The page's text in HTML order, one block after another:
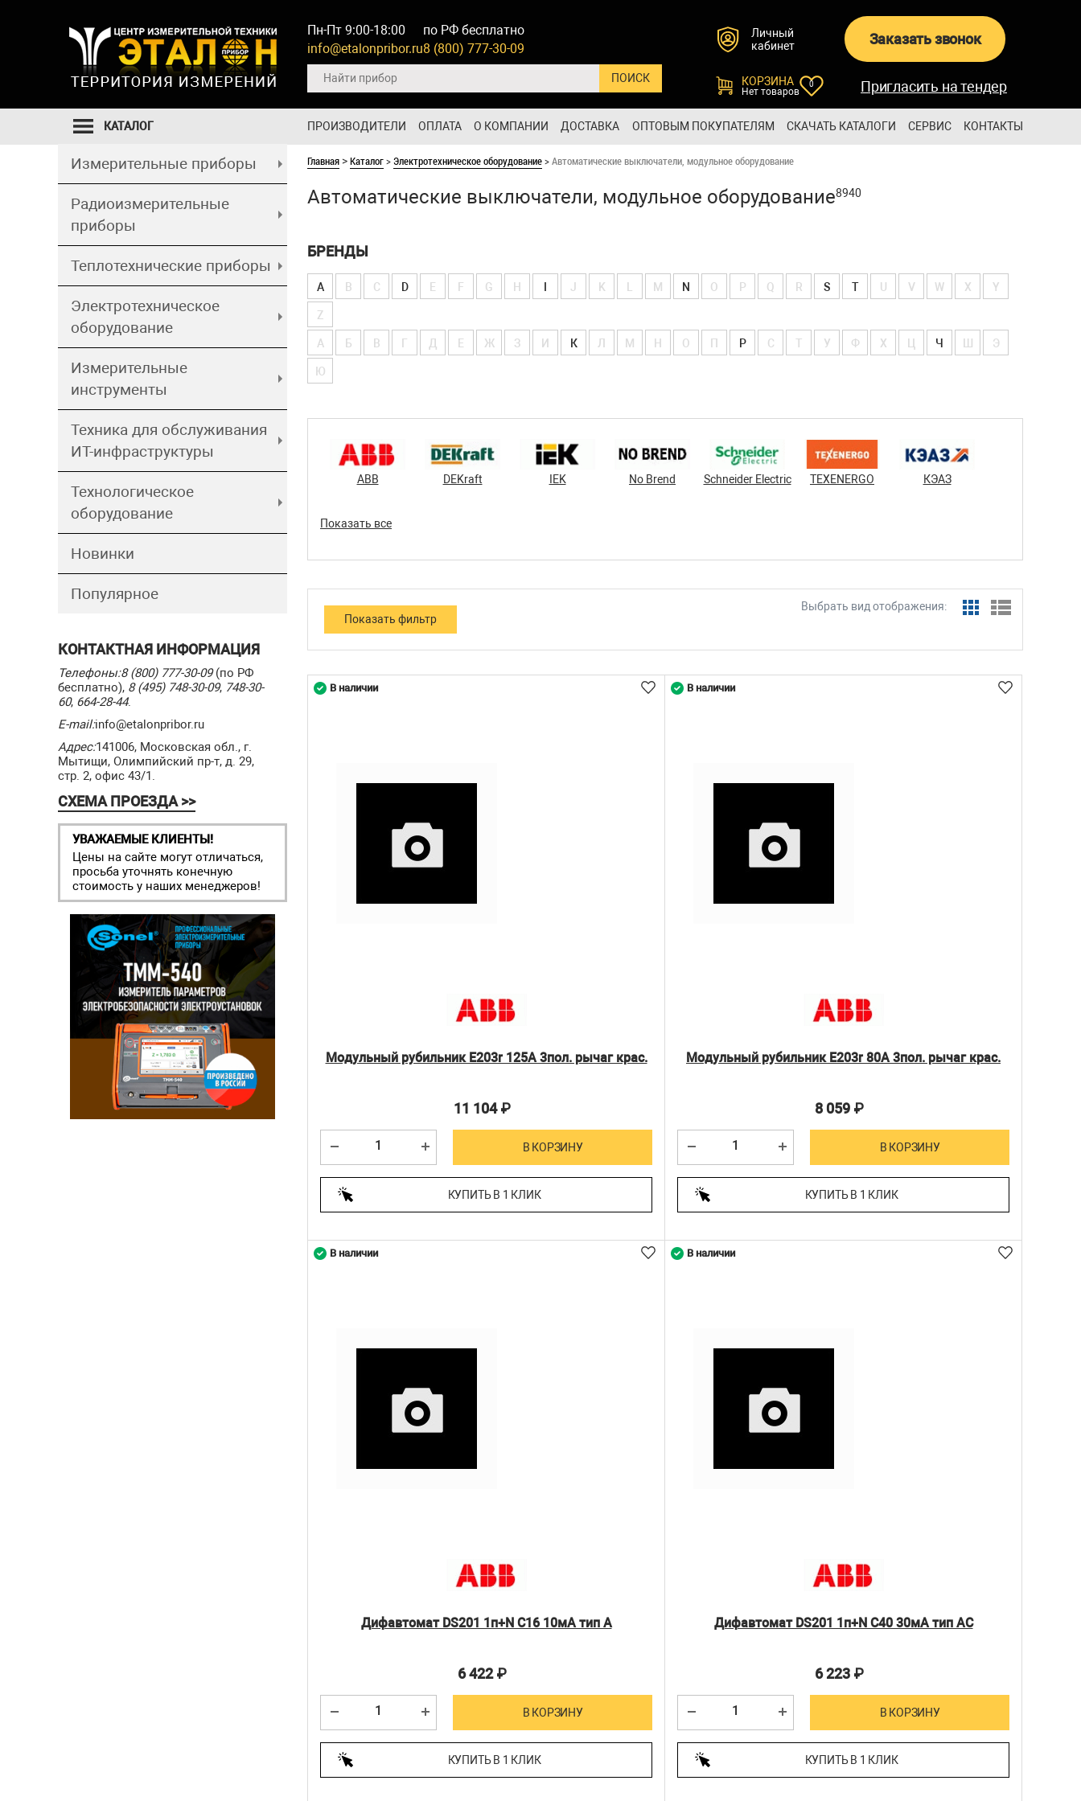
Пн-Пт 9:00-18:00
info@etalonpribor.ru
по РФ бесплатно
8 (800) 777-30-09
Личный
кабинет
Заказать звонок
КОРЗИНА
Нет товаров
0 Пригласить на тендер
ПРОИЗВОДИТЕЛИ ОПЛАТА О КОМПАНИИ ДОСТАВКА ОПТОВЫМ ПОКУПАТЕЛЯМ СКАЧАТЬ КАТАЛОГИ СЕРВИС КОНТАКТЫ
КАТАЛОГ
Измерительные приборы
Радиоизмерительные
приборы
Теплотехнические приборы
Электротехническое
оборудование
Измерительные
инструменты
Техника для обслуживания
ИТ-инфраструктуры
Технологическое
оборудование
Новинки
Популярное
КОНТАКТНАЯ ИНФОРМАЦИЯ
Телефоны:8 (800) 777-30-09(по РФ
бесплатно), 8 (495) 748-30-09, 748-30-
60, 664-28-44.
E-mail:info@etalonpribor.ru
Адрес:141006, Московская обл., г.
Мытищи, Олимпийский пр-т, д. 29,
стр. 2, офис 43/1.
СХЕМА ПРОЕЗДА >>
УВАЖАЕМЫЕ КЛИЕНТЫ!
Цены на сайте могут отличаться,
просьба уточнять конечную
стоимость у наших менеджеров!
Главная >Каталог>Электротехническое оборудование>Автоматические выключатели, модульное оборудование
Автоматические выключатели, модульное оборудование8940
БРЕНДЫ
A B C D E F G H J K M N O P Q R S T V W X Y
Z
А Б В Г Д Е Ж З И К Л М Н О П Р С Т У Ф Х Ч Э
Ю
ABB DEKraft IEK No Brend Schneider Electric TEXENERGO КЭАЗ
Показать все
Выбрать вид отображения:
Модульный рубильник E203r 125A 3пол. рычаг крас.
11 104₽
В КОРЗИНУ
КУПИТЬ В 1 КЛИК
В наличии
Модульный рубильник E203r 80A 3пол. рычаг крас.
8 059 ₽
В КОРЗИНУ
КУПИТЬ В 1 КЛИК
В наличии
Дифавтомат DS201 1п+N C16 10мА тип А
6 422₽
В КОРЗИНУ
КУПИТЬ В 1 КЛИК
В наличии
Дифавтомат DS201 1п+N C40 30мА тип АС
6 223 ₽
В КОРЗИНУ
КУПИТЬ В 1 КЛИК
В наличии